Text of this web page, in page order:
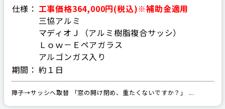
仕様： 工事価格364,000円(税込)※補助金適用
三協アルミ
マディオＪ（アルミ樹脂複合サッシ）
Ｌｏｗ－Ｅペアガラス
アルゴンガス入り
期間： 約１日
障子→サッシへ取替 「窓の開け閉め、重たくないですか？」 ...